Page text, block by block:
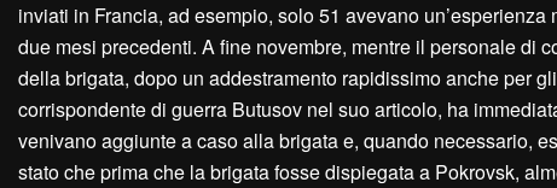
inviati in Francia, ad esempio, solo 51 avevano
due mesi precedenti. A fine novembre, mentre il personale di
della brigata, dopo un addestramento rapidissimo anche per
corrispondente di guerra Butusov nel suo articolo, ha
venivano aggiunte a caso alla brigata e, quando necessario,
stato che prima che la brigata fosse dispiegata a Pokrovsk,